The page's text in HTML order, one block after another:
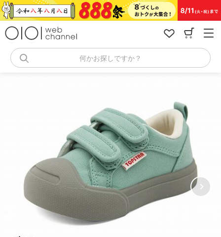
コ
ン
何かお探しですか？